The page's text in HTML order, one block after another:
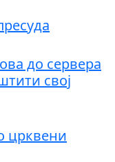
до сервера
свој
црквени